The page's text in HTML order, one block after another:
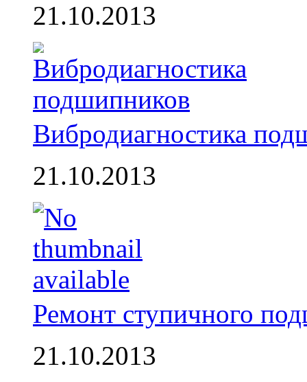
21.10.2013
Вибродиагностика
21.10.2013
Ремонт ступичного
21.10.2013